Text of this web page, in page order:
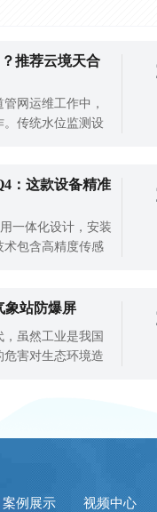
推荐云境天合
网运维工作中，
。传统水位监测设
动结构，环境适配
定水位监测需
的主流升级
：这款设备精准
一体化设计，安装
术包含高精度传感
象站防爆屏
虽然工业是我国
害对生态环境造
火焰在火灾中迅
装置和可燃物也
，从而
案例展示 视频中心